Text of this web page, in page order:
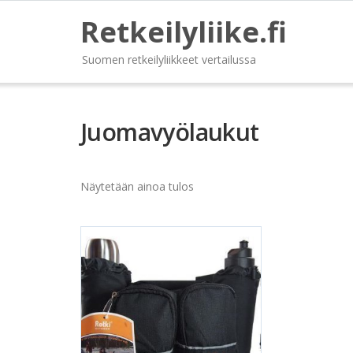
Retkeilyliike.fi
Suomen retkeilyliikkeet vertailussa
Juomavyölaukut
Näytetään ainoa tulos